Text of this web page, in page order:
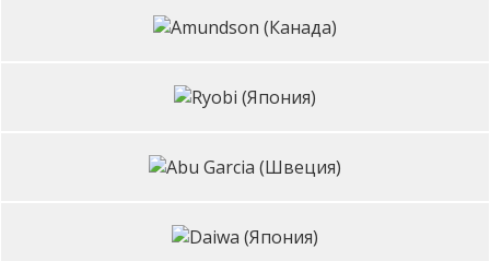
Amundson
Ryobi
Abu
(Швеция)
Daiwa